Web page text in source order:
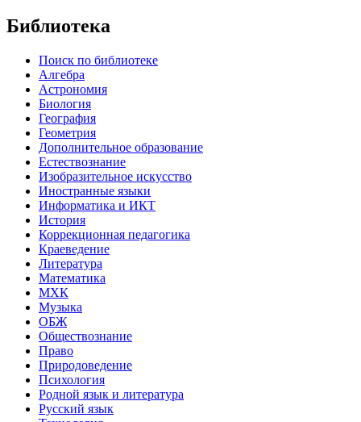
Библиотека
Поиск по библиотеке
Алгебра
Астрономия
Биология
География
Геометрия
Дополнительное образование
Естествознание
Изобразительное искусство
Иностранные языки
Информатика и ИКТ
История
Коррекционная педагогика
Краеведение
Литература
Математика
МХК
Музыка
ОБЖ
Обществознание
Право
Природоведение
Психология
Родной язык и литература
Русский язык